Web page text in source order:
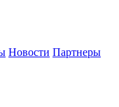
Новости Партнеры